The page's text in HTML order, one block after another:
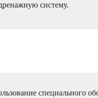
систему.
специального